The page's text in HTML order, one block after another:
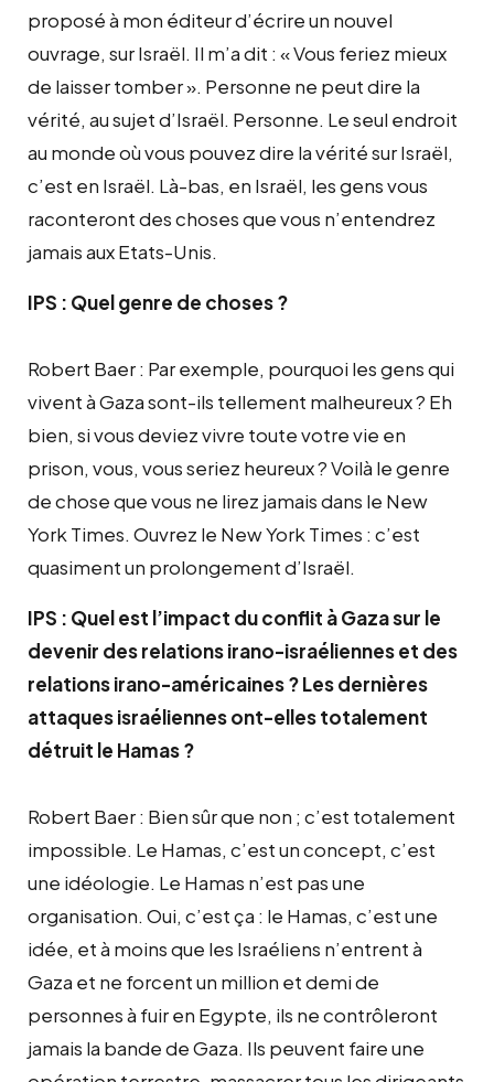
proposé à mon éditeur d’écrire un nouvel
ouvrage, sur Israël. Il m’a dit : « Vous feriez mieux
de laisser tomber ». Personne ne peut dire la
vérité, au sujet d’Israël. Personne. Le seul endroit
au monde où vous pouvez dire la vérité sur Israël,
c’est en Israël. Là-bas, en Israël, les gens vous
raconteront des choses que vous n’entendrez
jamais aux Etats-Unis.
IPS : Quel genre de choses ?
Robert Baer : Par exemple, pourquoi les gens qui
vivent à Gaza sont-ils tellement malheureux ? Eh
bien, si vous deviez vivre toute votre vie en
prison, vous, vous seriez heureux ? Voilà le genre
de chose que vous ne lirez jamais dans le New
York Times. Ouvrez le New York Times : c’est
quasiment un prolongement d’Israël.
IPS : Quel est l’impact du conflit à Gaza sur le
devenir des relations irano-israéliennes et des
relations irano-américaines ? Les dernières
attaques israéliennes ont-elles totalement
détruit le Hamas ?
Robert Baer : Bien sûr que non ; c’est totalement
impossible. Le Hamas, c’est un concept, c’est
une idéologie. Le Hamas n’est pas une
organisation. Oui, c’est ça : le Hamas, c’est une
idée, et à moins que les Israéliens n’entrent à
Gaza et ne forcent un million et demi de
personnes à fuir en Egypte, ils ne contrôleront
jamais la bande de Gaza. Ils peuvent faire une